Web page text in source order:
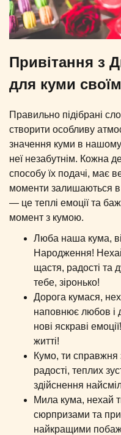
Привітання з
для куми
Правильно підібрані
створити особливу
значення куми в
неї незабутнім. Кожна
способу їх подачі, має
моменти залишаються в
— це теплі емоції та
момент з кумою.
Люба наша кума,
Народження!
щастя, радості
тебе, зіронько!
Дорога кумася,
наповнює любов і
нові яскраві
житті!
Кумо, ти справжня
радості, теплих
здійснення
Мила кума, нехай
сюрпризами та
найкращими